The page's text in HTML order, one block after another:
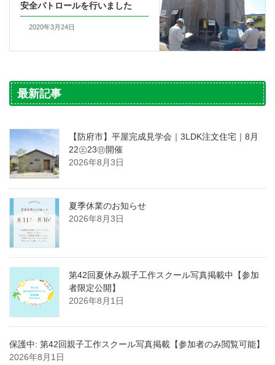
安全パトロールを行いました
2020年3月24日
最新記事
【防府市】平屋完成見学会｜3LDK注文住宅｜8月
22㊏23㊐開催
2026年8月3日
夏季休業のお知らせ
2026年8月3日
第42回夏休み親子工作スクール写真掲載中【参加
者限定公開】
2026年8月1日
保護中: 第42回親子工作スクール写真掲載【参加者のみ閲覧可能】
2026年8月1日